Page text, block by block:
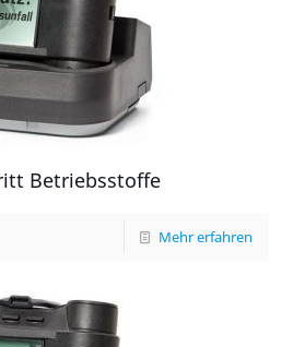
Betriebsstoffe
Mehr erfahren